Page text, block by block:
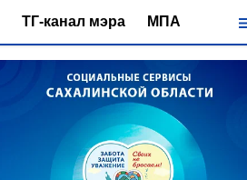
ТГ-канал мэра МПА